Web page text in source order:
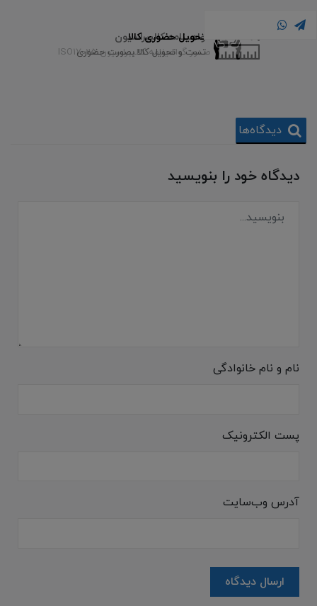
گواهینامه کالیبراسیون
صدور گواهینامه کالیبراسیون ISO17025
تحویل حضوری کالا
تست و تحویل کالا بصورت حضوری
دیدگاه‌ها
دیدگاه خود را بنویسید
نام و نام خانوادگی
پست الکترونیک
آدرس وب‌سایت
ارسال دیدگاه